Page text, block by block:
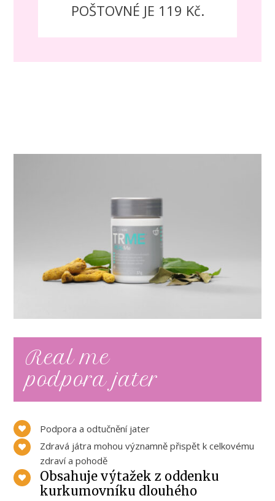
POŠTOVNÉ JE 119 Kč.
Real me
podpora jater
Podpora a odtučnění jater
Zdravá játra mohou významně přispět k celkovému
zdraví a pohodě
Obsahuje výtažek z oddenku
kurkumovníku dlouhého